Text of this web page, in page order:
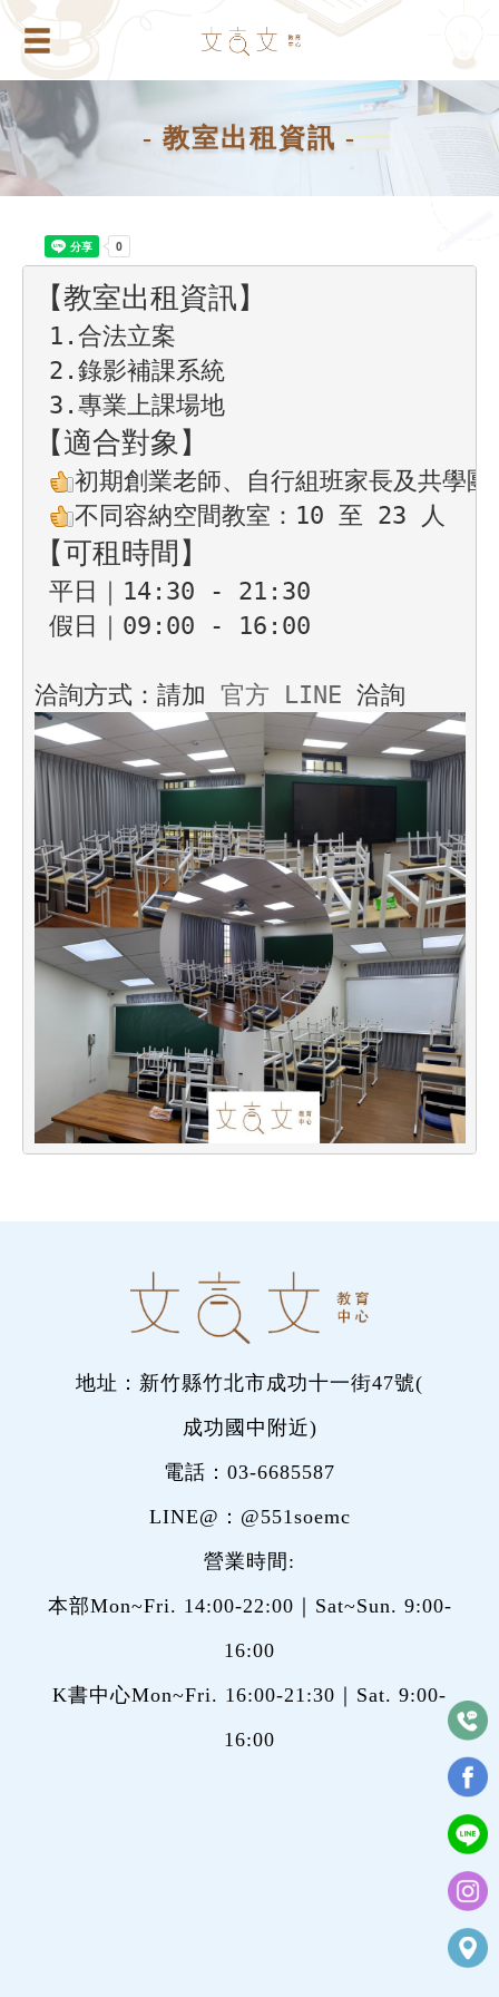
- 教室出租資訊 -
【教室出租資訊】
1.合法立案
2.錄影補課系統
3.專業上課場地
【適合對象】
初期創業老師、自行組班家長及共學團
【可租時間】
平日｜14:30 - 21:30
假日｜09:00 - 16:00
洽詢方式：請加 官方 LINE
地址：新竹縣竹北市成功十一街47號(
成功國中附近)
電話： 03-6685587
LINE@： @551soemc
營業時間:
本部Mon~Fri. 14:00-22:00｜Sat~Sun. 9:00-
16:00
K書中心Mon~Fri. 16:00-21:30｜Sat. 9:00-
16:00